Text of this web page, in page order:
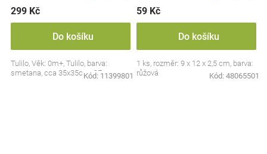
299 Kč
Do košíku
Tulilo, Věk: 0m+, Tulilo, barva:
smetana, cca 35x35cm, CE
Kód: 11399801
59 Kč
Do košíku
1 ks, rozměr: 9 x 12 x 2,5 cm, barva:
růžová
Kód: 48065501